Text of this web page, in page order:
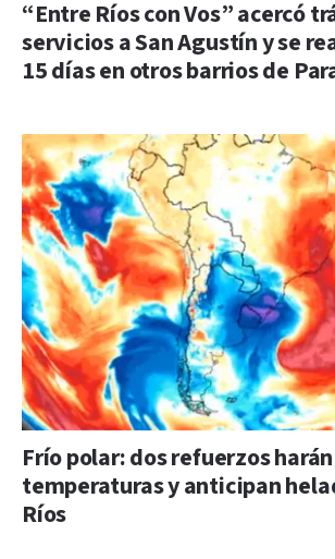
“Entre Ríos con Vos” acercó
servicios a San Agustín y se
15 días en otros barrios de
Frío polar: dos refuerzos
temperaturas y anticipan
Ríos